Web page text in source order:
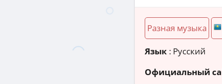
Разная музыка
Язык : Русский
Официальный